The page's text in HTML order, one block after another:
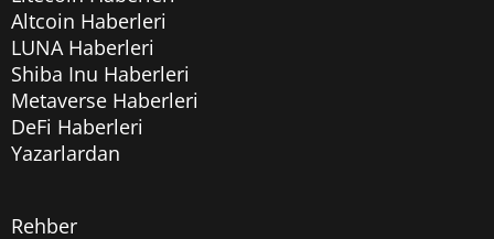
Altcoin Haberleri
LUNA Haberleri
Shiba Inu Haberleri
Metaverse Haberleri
DeFi Haberleri
Yazarlardan
Rehber